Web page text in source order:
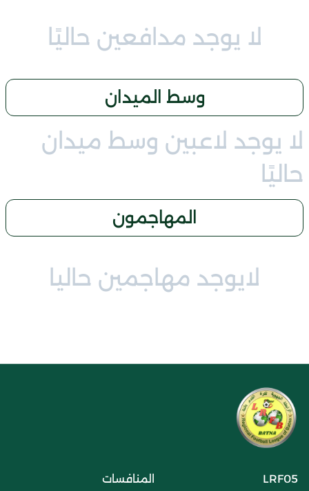
لا يوجد مدافعين حاليًا
وسط الميدان
لا يوجد لاعبين وسط ميدان
حاليًا
المهاجمون
لايوجد مهاجمين حاليا
LRF05 المنافسات